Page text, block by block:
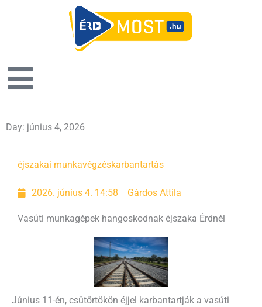
Day: június 4, 2026
éjszakai munkavégzéskarbantartás
2026. június 4. 14:58 Gárdos Attila
Vasúti munkagépek hangoskodnak éjszaka Érdnél
Június 11-én, csütörtökön éjjel karbantartják a vasúti